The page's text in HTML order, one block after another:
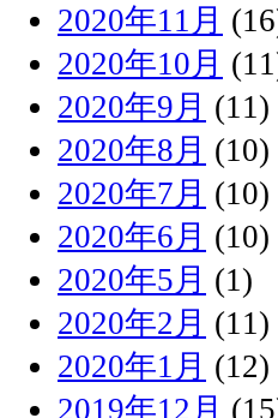
2020年11月
2020年10月
2020年9月 (11)
2020年8月 (10)
2020年7月 (10)
2020年6月 (10)
2020年5月 (1)
2020年2月 (11)
2020年1月 (12)
2019年12月